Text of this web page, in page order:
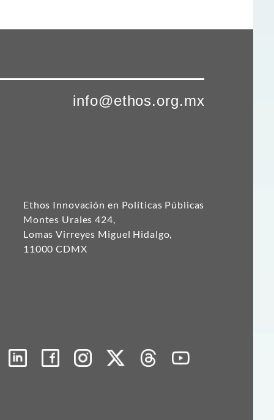
info@ethos.org.mx
Ethos Innovación en Políticas Públicas
Montes Urales 424,
Lomas Virreyes Miguel Hidalgo,
11000 CDMX